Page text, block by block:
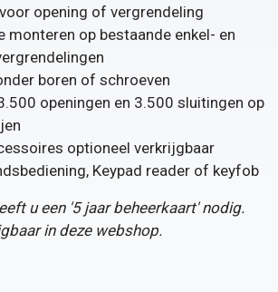
opening of vergrendeling
monteren op bestaande enkel- en
boren of schroeven
openingen en 3.500 sluitingen op
optioneel verkrijgbaar
, Keypad reader of keyfob
u een ' 5 jaar beheerkaart' nodig.
in deze webshop.